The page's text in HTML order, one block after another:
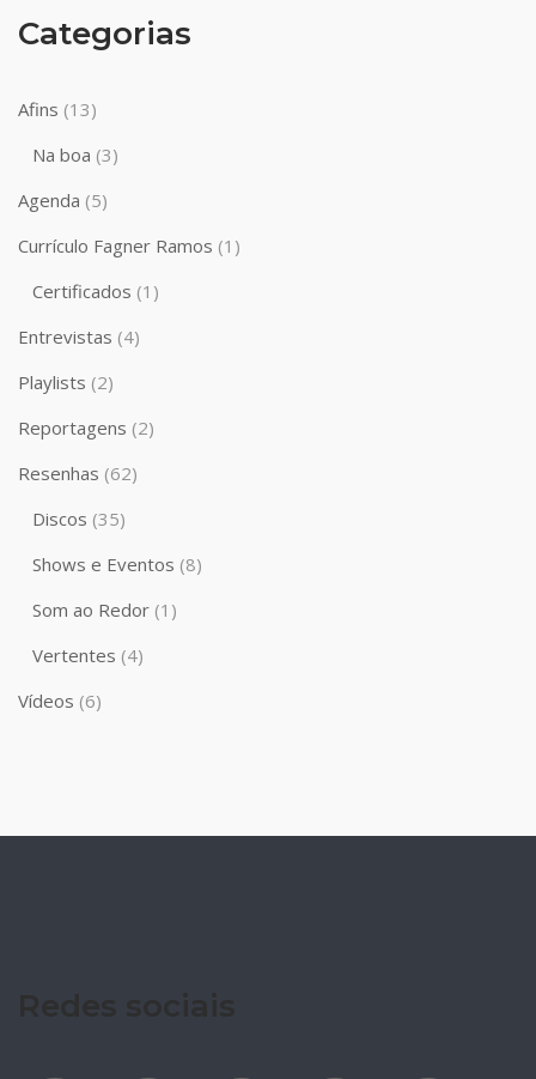
Categorias
Afins (13)
Na boa (3)
Agenda (5)
Currículo Fagner Ramos (1)
Certificados (1)
Entrevistas (4)
Playlists (2)
Reportagens (2)
Resenhas (62)
Discos (35)
Shows e Eventos (8)
Som ao Redor (1)
Vertentes (4)
Vídeos (6)